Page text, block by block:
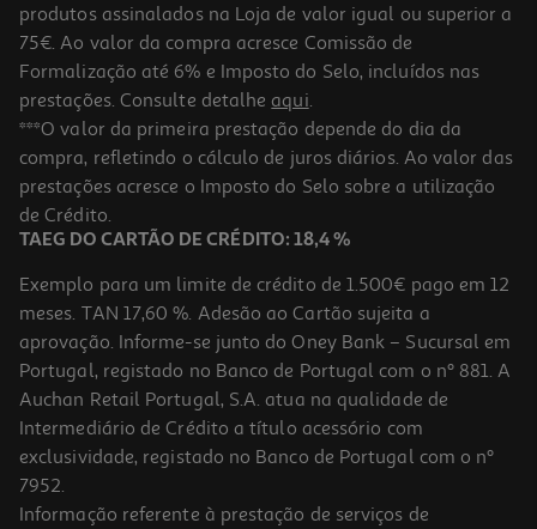
produtos assinalados na Loja de valor igual ou superior a
75€. Ao valor da compra acresce Comissão de
Formalização até 6% e Imposto do Selo, incluídos nas
prestações. Consulte detalhe aqui.
***O valor da primeira prestação depende do dia da
compra, refletindo o cálculo de juros diários. Ao valor das
prestações acresce o Imposto do Selo sobre a utilização
de Crédito.
TAEG DO CARTÃO DE CRÉDITO: 18,4 %
Exemplo para um limite de crédito de 1.500€ pago em 12
meses. TAN 17,60 %. Adesão ao Cartão sujeita a
aprovação. Informe-se junto do Oney Bank – Sucursal em
Portugal, registado no Banco de Portugal com o nº 881. A
Auchan Retail Portugal, S.A. atua na qualidade de
Intermediário de Crédito a título acessório com
exclusividade, registado no Banco de Portugal com o nº
7952.
Informação referente à prestação de serviços de